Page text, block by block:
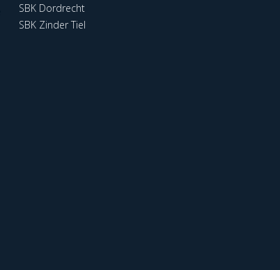
SBK Dordrecht
SBK Zinder Tiel